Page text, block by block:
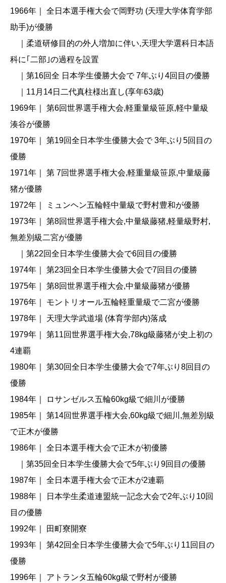
1966年｜ 全日本選手権大会で岡野功 (天理大学体育学部
助手)が優勝
｜柔道研修目的の外人増加に伴い,天理大学選科日本語
科に｢二部｣の過程を設置
｜第16回全 日本学生優勝大会で 7年ぶり4回目の優勝
｜11月14日二代真柱様出直し(享年63歳)
1969年｜ 第6回世界選手権大会,軽重量級笹原,軽中量級
湊谷が優勝
1970年｜ 第19回全日本学生優勝大会で 3年ぶり5回目の
優勝
1971年｜ 第 7回世界選手権大会,軽重量級笹原,中量級藤
猪が優勝
1972年｜ ミュンヘン五輪軽中量級で野村豊和が優勝
1973年｜ 第8回世界選手権大会,中量級藤猪,軽量級野村,
無差別級二宮が優勝
｜第22回全日本学生優勝大会で6回目の優勝
1974年｜ 第23回全日本学生優勝大会で7回目の優勝
1975年｜ 第8回世界選手権大会,中量級藤猪が優勝
1976年｜ モントリオール五輪軽重量級で二宮が優勝
1978年｜ 天理大学武道場 (体育学部内)落成
1979年｜ 第11回世界選手権大会,78kg級藤猪が史上初の
4連覇
1980年｜ 第30回全日本学生優勝大会で7年ぶり8回目の
優勝
1984年｜ ロサンゼルス五輪60kg級で細川が優勝
1985年｜ 第14回世界選手権大会,60kg級で細川,無差別級
で正木が優勝
1986年｜ 全日本選手権大会で正木が初優勝
｜第35回全日本学生優勝大会で5年ぶり9回目の優勝
1987年｜ 全日本選手権大会で正木が2連覇
1988年｜ 日本学生柔道連盟統一記念大会で2年ぶり10回
目の優勝
1992年｜ 田町寮開寮
1993年｜ 第42回全日本学生優勝大会で5年ぶり11回目の
優勝
1996年｜ アトランタ五輪60kg級で野村が優勝